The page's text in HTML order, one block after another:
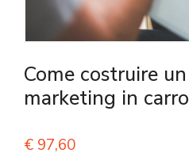
Come costruire
marketing in
€ 97,60